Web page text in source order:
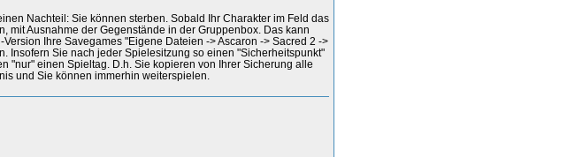
Nachteil: Sie können sterben. Sobald Ihr Charakter im Feld das
mit Ausnahme der Gegenstände in der Gruppenbox. Das kann
Ihre Savegames "Eigene Dateien -> Ascaron -> Sacred 2 ->
Insofern Sie nach jeder Spielesitzung so einen "Sicherheitspunkt"
"nur" einen Spieltag. D.h. Sie kopieren von Ihrer Sicherung alle
und Sie können immerhin weiterspielen.